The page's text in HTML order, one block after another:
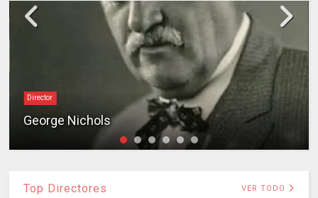
Director
George Nichols
Top Directores VER TODO